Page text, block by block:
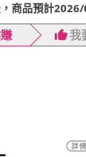
商品預計
我